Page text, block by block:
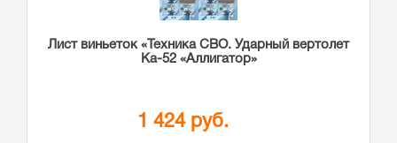
Лист виньеток «Техника СВО. Ударный вертолет
Ка-52 «Аллигатор»
1 424 руб.